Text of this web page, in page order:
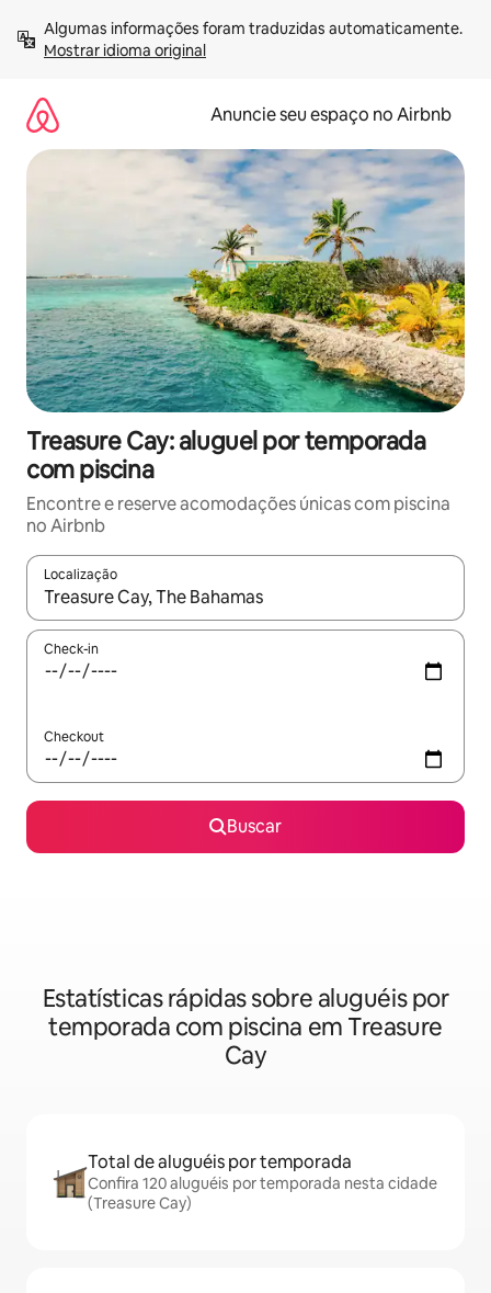
para
Mostrar idioma original
Anuncie seu espaço no Airbnb
Treasure Cay: aluguel por temporada
com piscina
Encontre e reserve acomodações únicas com piscina
no Airbnb
Localização
Quando os resultados estiverem disponíveis, explore-os
Check-in
Checkout
Buscar
Estatísticas rápidas sobre aluguéis por
temporada com piscina em Treasure
Cay
Total de aluguéis por temporada
Confira 120 aluguéis por temporada nesta cidade
(Treasure Cay)